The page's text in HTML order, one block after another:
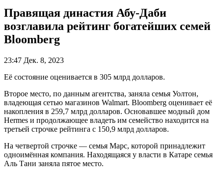
Правящая династия Абу-Даби
возглавила рейтинг богатейших семей
Bloomberg
23:47 Дек. 8, 2023
Её состояние оценивается в 305 млрд долларов.
Второе место, по данным агентства, заняла семья Уолтон,
владеющая сетью магазинов Walmart. Bloomberg оценивает её
накопления в 259,7 млрд долларов. Основавшее модный дом
Hermes и продолжающее владеть им семейство находится на
третьей строчке рейтинга с 150,9 млрд долларов.
На четвертой строчке — семья Марс, которой принадлежит
одноимённая компания. Находящаяся у власти в Катаре семья
Аль Тани заняла пятое место.